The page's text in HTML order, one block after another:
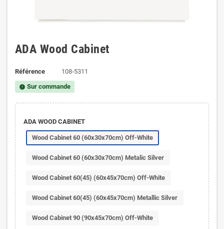
ADA Wood Cabinet
Référence 108-5311
new_releases Sur commande
ADA WOOD CABINET
Wood Cabinet 60 (60x30x70cm) Off-White
Wood Cabinet 60 (60x30x70cm) Metalic Silver
Wood Cabinet 60(45) (60x45x70cm) Off-White
Wood Cabinet 60(45) (60x45x70cm) Metallic Silver
Wood Cabinet 90 (90x45x70cm) Off-White